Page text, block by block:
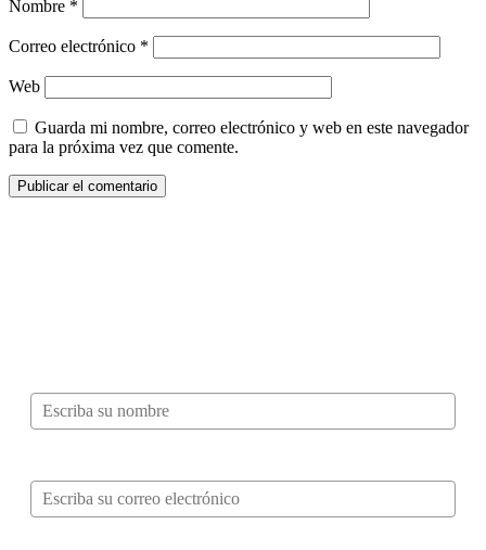
Nombre *
Correo electrónico *
Web
Guarda mi nombre, correo electrónico y web en este navegador
para la próxima vez que comente.